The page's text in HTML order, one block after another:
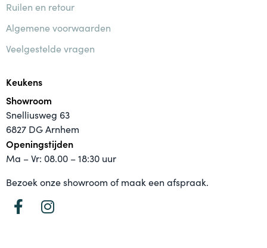
Ruilen en retour
Algemene voorwaarden
Veelgestelde vragen
Keukens
Showroom
Snelliusweg 63
6827 DG Arnhem
Openingstijden
Ma – Vr: 08.00 – 18:30 uur
Bezoek onze showroom of maak een afspraak.